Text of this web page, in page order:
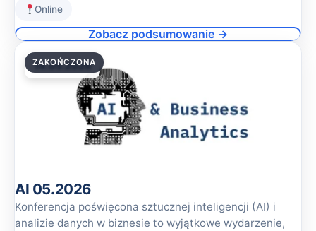
Online
Zobacz podsumowanie →
14.05.2026
ZAKOŃCZONA
AI 05.2026
Konferencja poświęcona sztucznej inteligencji (AI) i
analizie danych w biznesie to wyjątkowe wydarzenie,